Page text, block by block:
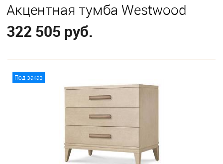
Акцентная тумба Westwood
322 505 руб.
Под заказ